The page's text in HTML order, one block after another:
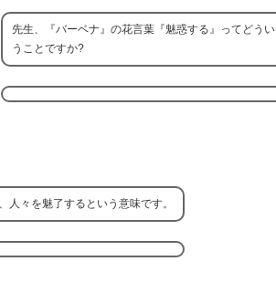
先生、『バーベナ』の花言葉『魅惑する』ってどうい
うことですか?
人々を魅了するという意味です。